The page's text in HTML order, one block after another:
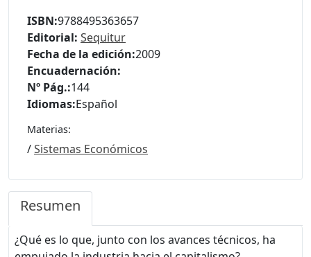
ISBN:9788495363657
Editorial: Sequitur
Fecha de la edición:2009
Encuadernación:
Nº Pág.:144
Idiomas:Español
Materias:
/Sistemas Económicos
Resumen
¿Qué es lo que, junto con los avances técnicos, ha